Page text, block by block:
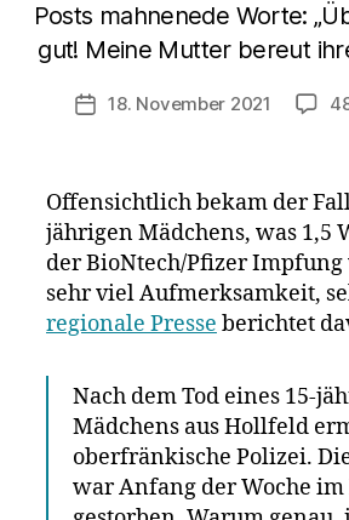
Posts mahnenede Worte:
gut! Meine Mutter bereut
Veröffentlichungsdatum
18. November 2021
Offensichtlich bekam der
jährigen Mädchens, was 1,5
der BioNtech/Pfizer Impfung
sehr viel Aufmerksamkeit,
regionale Presse berichtet
Nach dem Tod eines 15-
Mädchens aus Hollfeld
oberfränkische Polizei.
war Anfang der Woche